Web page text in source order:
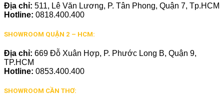
Địa chỉ: 511, Lê Văn Lương, P. Tân Phong, Quận 7, Tp.HCM
Hotline: 0818.400.400
SHOWROOM QUẬN 2 – HCM:
Địa chỉ: 669 Đỗ Xuân Hợp, P. Phước Long B, Quận 9,
TP.HCM
Hotline: 0853.400.400
SHOWROOM CẦN THƠ: